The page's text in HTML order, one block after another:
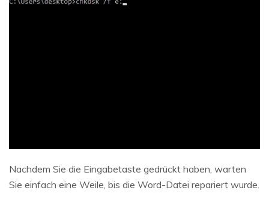
Nachdem Sie die Eingabetaste gedrückt haben, warten
Sie einfach eine Weile, bis die Word-Datei repariert wurde.